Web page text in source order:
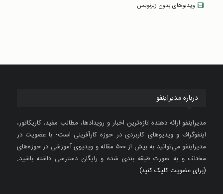
ویدیوهای بدون زیرنویس
درباره مدیراینفو
مدیراینفو ارائه دهنده تازه‌ترین اخبار و رویدادها، مطالب مفید، کاریکاتور،
اینفوگراف و ویدیوهای کاربردی در حوزه کارآفرینی است؛ با عضویت در
مدیراینفو می‌توانید به بیش از ۵۰۰ مقاله و ویدیوی آموزشی در حوزه‌های
مختلف و به صورت طبقه بندی شده و رایگان دسترسی داشته باشید.
(برای عضویت کلیک کنید)